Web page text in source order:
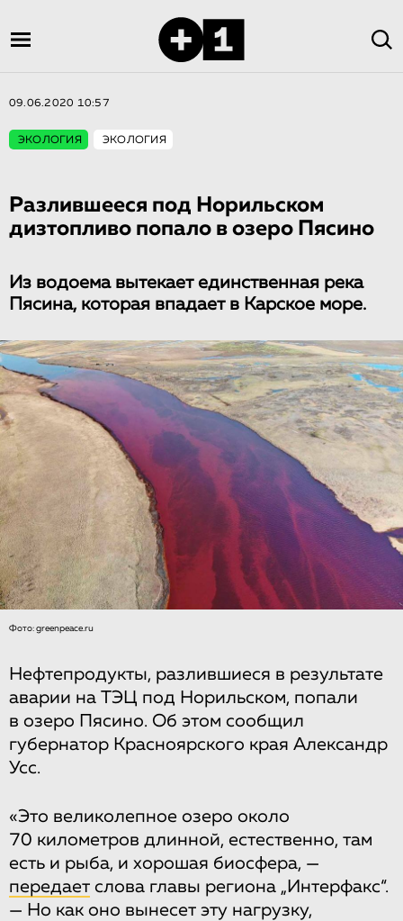
09.06.2020 10:57
ЭКОЛОГИЯ ЭКОЛОГИЯ
Разлившееся под Норильском
дизтопливо попало в озеро Пясино
Из водоема вытекает единственная река
Пясина, которая впадает в Карское море.
Фото: greenpeace.ru
Нефтепродукты, разлившиеся в результате
аварии на ТЭЦ под Норильском, попали
в озеро Пясино. Об этом сообщил
губернатор Красноярского края Александр
Усс.
«Это великолепное озеро около
70 километров длинной, естественно, там
есть и рыба, и хорошая биосфера, —
передает слова главы региона „Интерфакс“.
— Но как оно вынесет эту нагрузку,